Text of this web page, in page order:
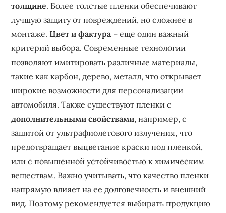
толщине. Более толстые пленки обеспечивают
лучшую защиту от повреждений, но сложнее в
монтаже. Цвет и фактура – еще один важный
критерий выбора. Современные технологии
позволяют имитировать различные материалы,
такие как карбон, дерево, металл, что открывает
широкие возможности для персонализации
автомобиля. Также существуют пленки с
дополнительными свойствами, например, с
защитой от ультрафиолетового излучения, что
предотвращает выцветание краски под пленкой,
или с повышенной устойчивостью к химическим
веществам. Важно учитывать, что качество пленки
напрямую влияет на ее долговечность и внешний
вид. Поэтому рекомендуется выбирать продукцию